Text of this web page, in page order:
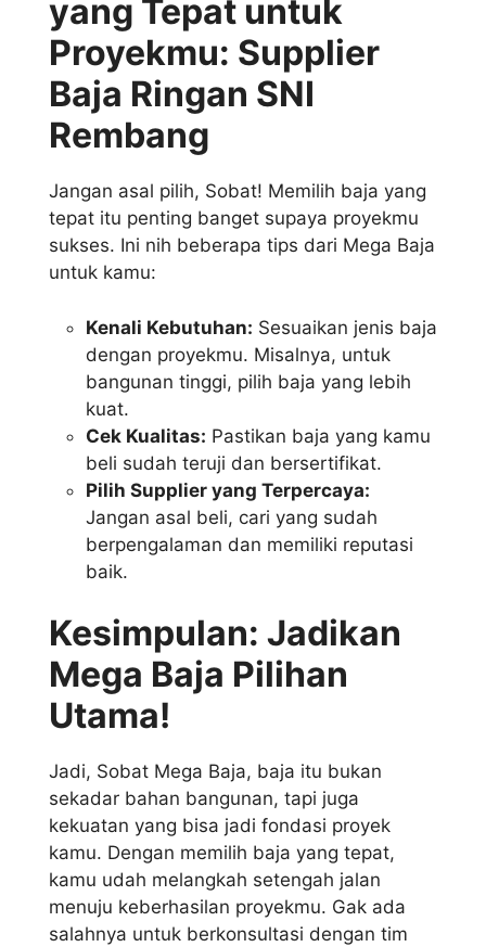
yang Tepat untuk
Proyekmu: Supplier
Baja Ringan SNI
Rembang
Jangan asal pilih, Sobat! Memilih baja yang
tepat itu penting banget supaya proyekmu
sukses. Ini nih beberapa tips dari Mega Baja
untuk kamu:
Kenali Kebutuhan: Sesuaikan jenis baja
dengan proyekmu. Misalnya, untuk
bangunan tinggi, pilih baja yang lebih
kuat.
Cek Kualitas: Pastikan baja yang kamu
beli sudah teruji dan bersertifikat.
Pilih Supplier yang Terpercaya:
Jangan asal beli, cari yang sudah
berpengalaman dan memiliki reputasi
baik.
Kesimpulan: Jadikan
Mega Baja Pilihan
Utama!
Jadi, Sobat Mega Baja, baja itu bukan
sekadar bahan bangunan, tapi juga
kekuatan yang bisa jadi fondasi proyek
kamu. Dengan memilih baja yang tepat,
kamu udah melangkah setengah jalan
menuju keberhasilan proyekmu. Gak ada
salahnya untuk berkonsultasi dengan tim